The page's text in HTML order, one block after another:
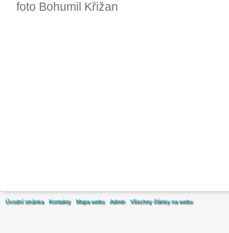
foto Bohumil Křižan
Úvodní stránka Kontakty Mapa webu Admin Všechny články na webu